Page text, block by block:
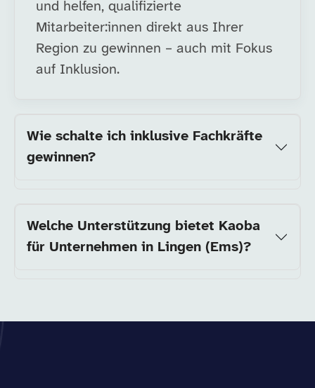
und helfen, qualifizierte
Mitarbeiter:innen direkt aus Ihrer
Region zu gewinnen – auch mit Fokus
auf Inklusion.
Wie schalte ich inklusive Fachkräfte
gewinnen?
Welche Unterstützung bietet Kaoba
für Unternehmen in Lingen (Ems)?